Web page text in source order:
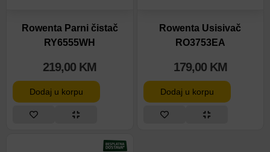
Rowenta Parni čistač
RY6555WH
219,00 KM
Dodaj u korpu
Rowenta Usisivač
RO3753EA
179,00 KM
Dodaj u korpu